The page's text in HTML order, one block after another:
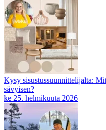
Kysy sisustussuunnittelijalta:
sävyisen?
ke 25. helmikuuta 2026